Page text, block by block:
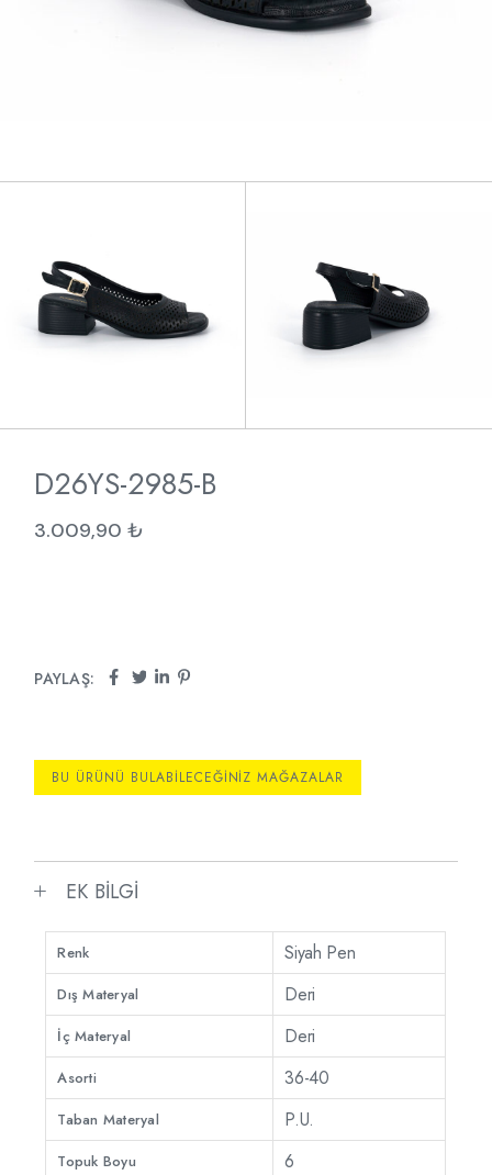
D26YS-2985-B
3.009,90₺
PAYLAŞ:
BU ÜRÜNÜ BULABILECEĞINIZ MAĞAZALAR
EK BILGI
Renk Siyah Pen
Dış Materyal Deri
İç Materyal Deri
Asorti 36-40
Taban Materyal P.U.
Topuk Boyu 6